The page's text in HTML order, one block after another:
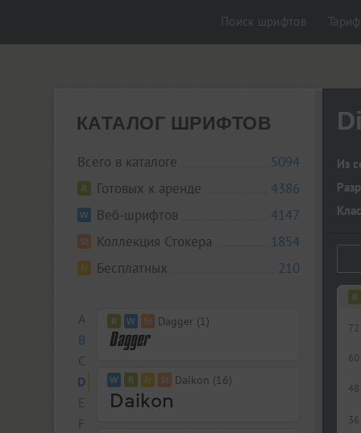
Поиск шрифтов
КАТАЛОГ ШРИФТОВ
Всего в каталоге
5094
Готовых к аренде
4386
Веб-шрифтов
4147
Коллекция Стокера
1854
Бесплатных
210
A
B
C
D
E
F
Dagger (1)
Daikon (16)
Из